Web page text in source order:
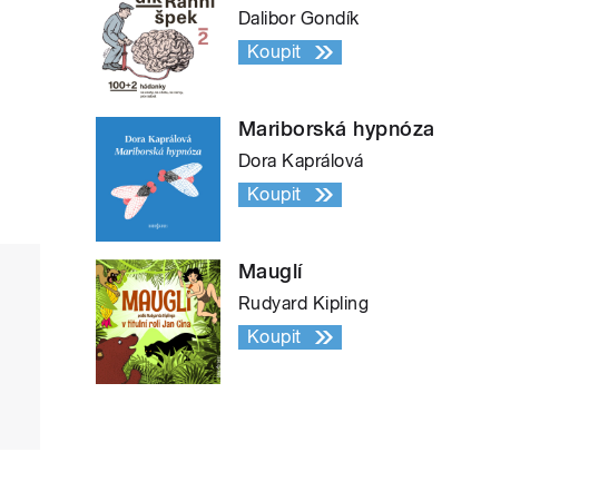
Dalibor Gondík
Koupit
Mariborská hypnóza
Dora Kaprálová
Koupit
Mauglí
Rudyard Kipling
Koupit